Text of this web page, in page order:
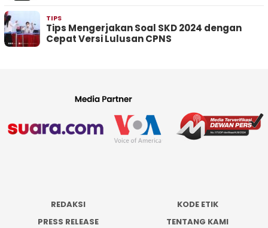
TIPS
Tips Mengerjakan Soal SKD 2024 dengan
Cepat Versi Lulusan CPNS
REDAKSI
KODE ETIK
PRESS RELEASE
TENTANG KAMI